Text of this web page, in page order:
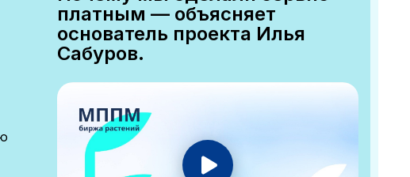
платным — объясняет
основатель проекта Илья
Сабуров.